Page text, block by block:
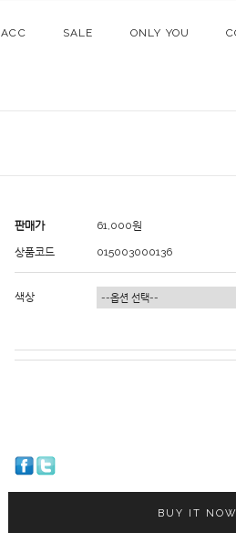
ACC SALE ONLY YOU
판매가 61,000원
상품코드 015003000136
색상
BUY IT NOW